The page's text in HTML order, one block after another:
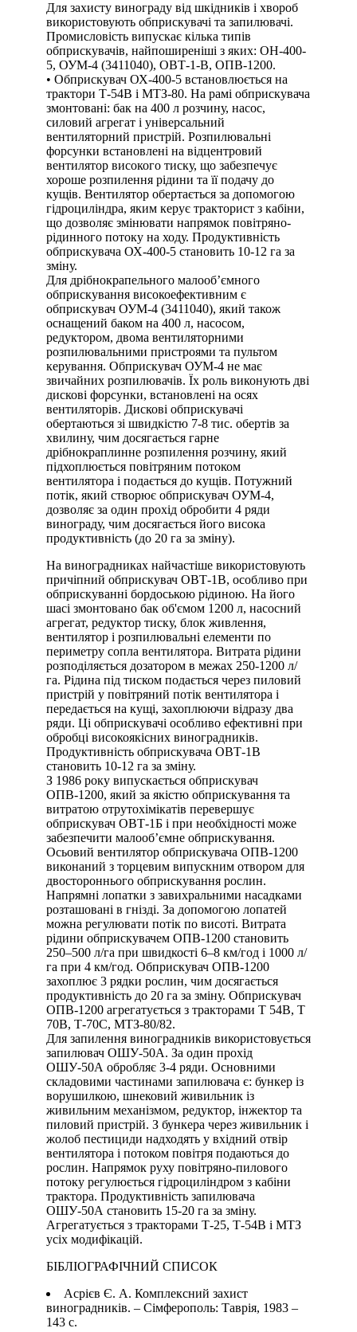
Для захисту винограду від шкідників і хвороб
використовують обприскувачі та запилювачі.
Промисловість випускає кілька типів
обприскувачів, найпоширеніші з яких: ОН-400-
5, ОУМ-4 (3411040), ОВТ-1-В, ОПВ-1200.
• Обприскувач ОХ-400-5 встановлюється на
трактори Т-54В і МТЗ-80. На рамі обприскувача
змонтовані: бак на 400 л розчину, насос,
силовий агрегат і універсальний
вентиляторний пристрій. Розпилювальні
форсунки встановлені на відцентровий
вентилятор високого тиску, що забезпечує
хороше розпилення рідини та її подачу до
кущів. Вентилятор обертається за допомогою
гідроциліндра, яким керує тракторист з кабіни,
що дозволяє змінювати напрямок повітряно-
рідинного потоку на ходу. Продуктивність
обприскувача ОХ-400-5 становить 10-12 га за
зміну.
Для дрібнокрапельного малооб’ємного
обприскування високоефективним є
обприскувач ОУМ-4 (3411040), який також
оснащений баком на 400 л, насосом,
редуктором, двома вентиляторними
розпилювальними пристроями та пультом
керування. Обприскувач ОУМ-4 не має
звичайних розпилювачів. Їх роль виконують дві
дискові форсунки, встановлені на осях
вентиляторів. Дискові обприскувачі
обертаються зі швидкістю 7-8 тис. обертів за
хвилину, чим досягається гарне
дрібнокраплинне розпилення розчину, який
підхоплюється повітряним потоком
вентилятора і подається до кущів. Потужний
потік, який створює обприскувач ОУМ-4,
дозволяє за один прохід обробити 4 ряди
винограду, чим досягається його висока
продуктивність (до 20 га за зміну).
На виноградниках найчастіше використовують
причіпний обприскувач ОВТ-1В, особливо при
обприскуванні бордоською рідиною. На його
шасі змонтовано бак об'ємом 1200 л, насосний
агрегат, редуктор тиску, блок живлення,
вентилятор і розпилювальні елементи по
периметру сопла вентилятора. Витрата рідини
розподіляється дозатором в межах 250-1200 л/
га. Рідина під тиском подається через пиловий
пристрій у повітряний потік вентилятора і
передається на кущі, захоплюючи відразу два
ряди. Ці обприскувачі особливо ефективні при
обробці високоякісних виноградників.
Продуктивність обприскувача ОВТ-1В
становить 10-12 га за зміну.
З 1986 року випускається обприскувач
ОПВ-1200, який за якістю обприскування та
витратою отрутохімікатів перевершує
обприскувач ОВТ-1Б і при необхідності може
забезпечити малооб’ємне обприскування.
Осьовий вентилятор обприскувача ОПВ-1200
виконаний з торцевим випускним отвором для
двостороннього обприскування рослин.
Напрямні лопатки з завихральними насадками
розташовані в гнізді. За допомогою лопатей
можна регулювати потік по висоті. Витрата
рідини обприскувачем ОПВ-1200 становить
250–500 л/га при швидкості 6–8 км/год і 1000 л/
га при 4 км/год. Обприскувач ОПВ-1200
захоплює 3 рядки рослин, чим досягається
продуктивність до 20 га за зміну. Обприскувач
ОПВ-1200 агрегатується з тракторами Т 54В, Т
70В, Т-70С, МТЗ-80/82.
Для запилення виноградників використовується
запилювач ОШУ-50А. За один прохід
ОШУ-50А обробляє 3-4 ряди. Основними
складовими частинами запилювача є: бункер із
ворушилкою, шнековий живильник із
живильним механізмом, редуктор, інжектор та
пиловий пристрій. З бункера через живильник і
жолоб пестициди надходять у вхідний отвір
вентилятора і потоком повітря подаються до
рослин. Напрямок руху повітряно-пилового
потоку регулюється гідроциліндром з кабіни
трактора. Продуктивність запилювача
ОШУ-50А становить 15-20 га за зміну.
Агрегатується з тракторами Т-25, Т-54В і МТЗ
усіх модифікацій.
БІБЛІОГРАФІЧНИЙ СПИСОК
Асрієв Є. А. Комплексний захист
виноградників. – Сімферополь: Таврія, 1983 –
143 с.